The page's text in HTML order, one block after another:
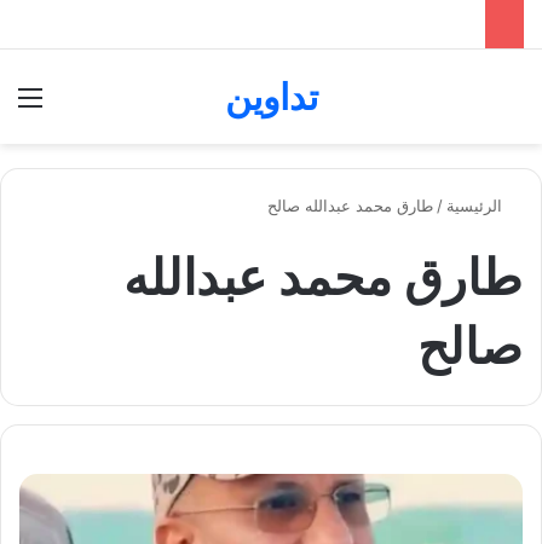
تداوين
الرئيسية / طارق محمد عبدالله صالح
طارق محمد عبدالله
صالح